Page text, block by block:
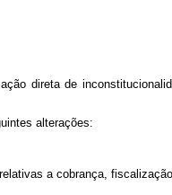
direta de
alterações:
a cobrança,